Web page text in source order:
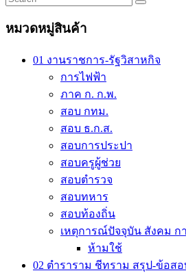
80.00 ฿.70.00 ฿.
หมวดหมู่สินค้า
01 งานราชการ-รัฐวิสาหกิจ
การไฟฟ้า
ภาค ก. ก.พ.
สอบ กทม.
สอบ ธ.ก.ส.
สอบการประปา
สอบครูผู้ช่วย
สอบตำรวจ
สอบทหาร
สอบท้องถิ่น
เหตุการณ์ปัจจุบัน สังคม ก
ห้ามใช้
02 ตำราราม ชีทราม สรุป-ข้อสอ